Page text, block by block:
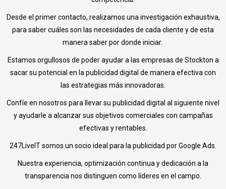
Desde el primer contacto, realizamos una investigación exhaustiva,
para saber cuáles son las necesidades de cada cliente y de esta
manera saber por donde iniciar.
Estamos orgullosos de poder ayudar a las empresas de Stockton a
sacar su potencial en la publicidad digital de manera efectiva con
las estrategias más innovadoras.
Confíe en nosotros para llevar su publicidad digital al siguiente nivel
y ayudarle a alcanzar sus objetivos comerciales con campañas
efectivas y rentables.
247LiveIT somos un socio ideal para la publicidad por Google Ads.
Nuestra experiencia, optimización continua y dedicación a la
transparencia nos distinguen como líderes en el campo.